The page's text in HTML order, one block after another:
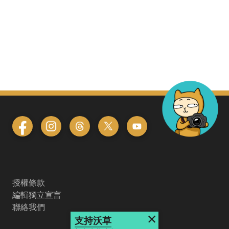
授權條款
編輯獨立宣言
聯絡我們
支持沃草 ×